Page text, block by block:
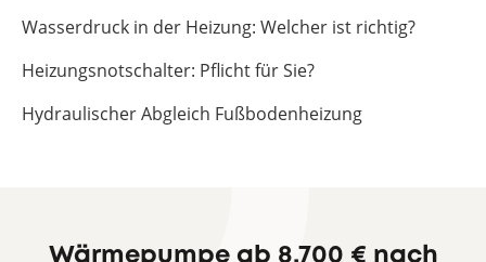
Wasserdruck in der Heizung: Welcher ist richtig?
Heizungsnotschalter: Pflicht für Sie?
Hydraulischer Abgleich Fußbodenheizung
Wärmepumpe ab 8.700 € nach